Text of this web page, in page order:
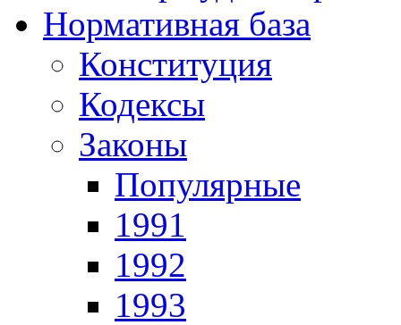
Нормативная база
Конституция
Кодексы
Законы
Популярные
1991
1992
1993